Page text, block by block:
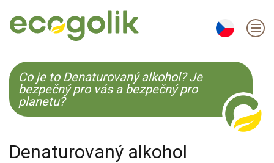
EN ES CS KO
Co je to Denaturovaný alkohol? Je
bezpečný pro vás a bezpečný pro
planetu?
Denaturovaný alkohol